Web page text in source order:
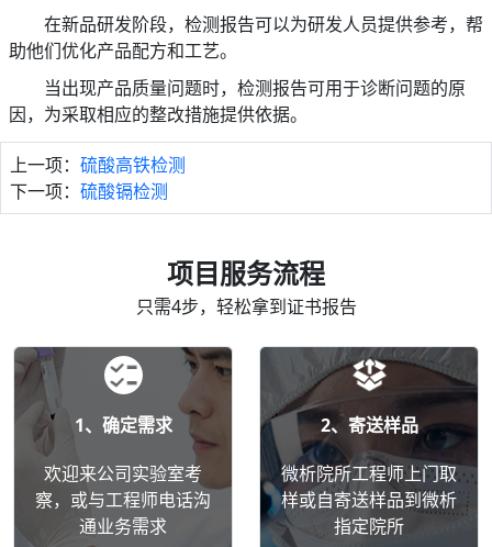
在新品研发阶段，检测报告可以为研发人员提供参考，帮
助他们优化产品配方和工艺。
当出现产品质量问题时，检测报告可用于诊断问题的原
因，为采取相应的整改措施提供依据。
上一项： 硫酸高铁检测
下一项： 硫酸镉检测
项目服务流程
只需4步，轻松拿到证书报告
1、确定需求
欢迎来公司实验室考
察，或与工程师电话沟
通业务需求
2、寄送样品
微析院所工程师上门取
样或自寄送样品到微析
指定院所